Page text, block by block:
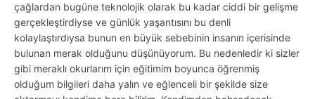
çağlardan bugüne teknolojik olarak bu kadar ciddi bir gelişme
gerçekleştirdiyse ve günlük yaşantısını bu denli
kolaylaştırdıysa bunun en büyük sebebinin insanın içerisinde
bulunan merak olduğunu düşünüyorum. Bu nedenledir ki sizler
gibi meraklı okurlarım için eğitimim boyunca öğrenmiş
olduğum bilgileri daha yalın ve eğlenceli bir şekilde size